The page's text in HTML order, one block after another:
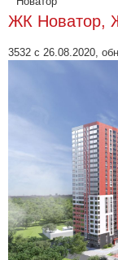
ЖК Новатор,
3532 с 26.08.2020,